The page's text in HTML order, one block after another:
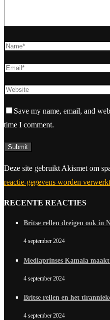
Save my name, email, and
time I comment.
Deze site gebruikt Akismet om
reactie-gegevens worden verwerkt
RECENTE REACTIES
Britse rellen dreigen ook in
4 september 2024
Mediaprinses Kamala
4 september 2024
Britse rellen en het
4 september 2024